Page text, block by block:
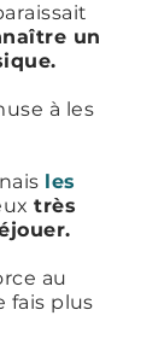
un
à les
les
très
au
fais plus